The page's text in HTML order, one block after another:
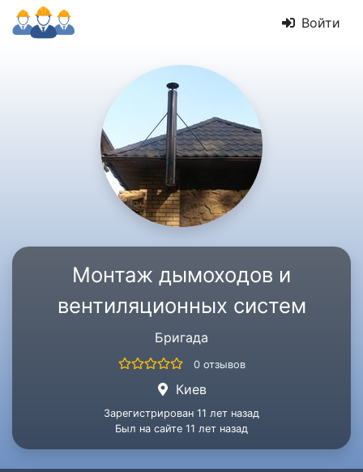
Войти
Монтаж дымоходов и
вентиляционных систем
Бригада
0 отзывов
Киев
Зарегистрирован 11 лет назад
Был на сайте 11 лет назад